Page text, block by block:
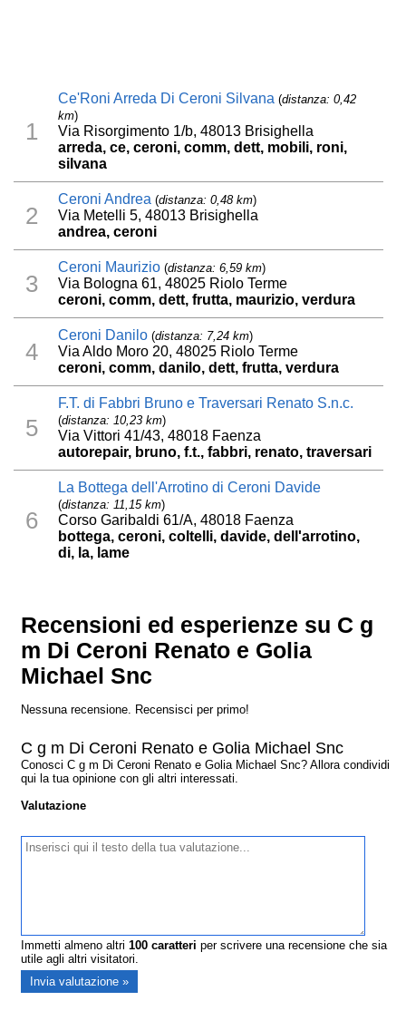
1
Ce'Roni Arreda Di Ceroni Silvana (distanza: 0,42
km)
Via Risorgimento 1/b, 48013 Brisighella
arreda, ce, ceroni, comm, dett, mobili, roni,
silvana
2
Ceroni Andrea (distanza: 0,48 km)
Via Metelli 5, 48013 Brisighella
andrea, ceroni
3
Ceroni Maurizio (distanza: 6,59 km)
Via Bologna 61, 48025 Riolo Terme
ceroni, comm, dett, frutta, maurizio, verdura
4
Ceroni Danilo (distanza: 7,24 km)
Via Aldo Moro 20, 48025 Riolo Terme
ceroni, comm, danilo, dett, frutta, verdura
5
F.T. di Fabbri Bruno e Traversari Renato S.n.c.
(distanza: 10,23 km)
Via Vittori 41/43, 48018 Faenza
autorepair, bruno, f.t., fabbri, renato, traversari
6
La Bottega dell'Arrotino di Ceroni Davide
(distanza: 11,15 km)
Corso Garibaldi 61/A, 48018 Faenza
bottega, ceroni, coltelli, davide, dell'arrotino,
di, la, lame
Recensioni ed esperienze su C g
m Di Ceroni Renato e Golia
Michael Snc
Nessuna recensione. Recensisci per primo!
C g m Di Ceroni Renato e Golia Michael Snc
Conosci C g m Di Ceroni Renato e Golia Michael Snc? Allora condividi
qui la tua opinione con gli altri interessati.
Valutazione
Immetti almeno altri100 caratteri per scrivere una recensione che sia
utile agli altri visitatori.